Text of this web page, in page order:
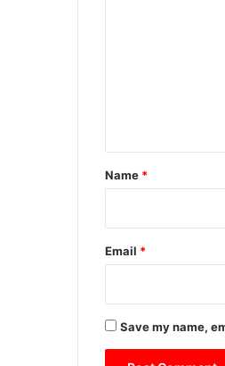
*
Name *
Email *
Save my name,